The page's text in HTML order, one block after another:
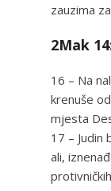
zauzima
2Mak
16 – Na
krenuše
mjesta
17 – Judin
ali,